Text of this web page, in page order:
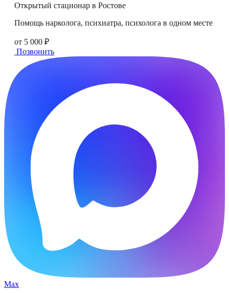
Открытый стационар в Ростове
Помощь нарколога, психиатра, психолога в одном месте
от 5 000 ₽
Позвонить
Max